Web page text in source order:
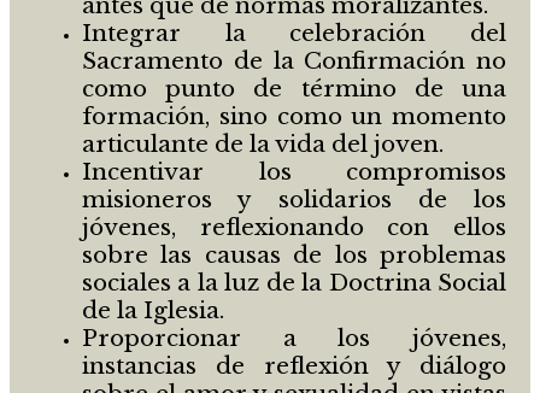
Integrar la celebración del
Sacramento de la Confirmación no
como punto de término de una
formación, sino como un momento
articulante de la vida del joven.
Incentivar los compromisos
misioneros y solidarios de los
jóvenes, reflexionando con ellos
sobre las causas de los problemas
sociales a la luz de la Doctrina Social
de la Iglesia.
Proporcionar a los jóvenes,
instancias de reflexión y diálogo